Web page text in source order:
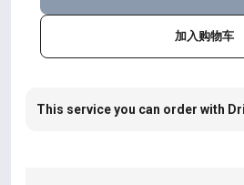
加入购物车
This service you can order with